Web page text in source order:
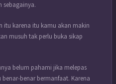
sebagainya.
itu karena itu kamu akan makin
musuh tak perlu buka sikap
belum pahami jika melepas
benar bermanfaat. Karena